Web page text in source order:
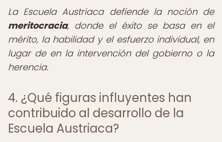
La Escuela Austriaca defiende la noción de
meritocracia, donde el éxito se basa en el
mérito, la habilidad y el esfuerzo individual, en
lugar de en la intervención del gobierno o la
herencia.
4. ¿Qué figuras influyentes han
contribuido al desarrollo de la
Escuela Austriaca?